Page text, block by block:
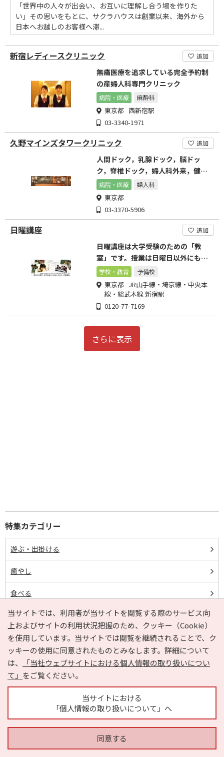
「世界中の人々が出会い、お互いに理解し合う場を作りた
い」その思いをもとに、サクラハウスは創業以来、海外から
日本へお越しのお客様へ滞...
新宿レディースクリニック 追加
無痛医療を追求している完全予約制
の産婦人科専門クリニック
病院・医療 麻酔科
東京都 西新宿駅
03-3340-1971
久野マインズタワークリニック 追加
人間ドック，乳腺ドック，脳ドッ
ク，脊椎ドック，婦人科外来，健康
診断
病院・医療 婦人科
東京都
03-3370-5906
日曜講座 追加
日曜講座は大学受験のための「教
室」です。授業は日曜日以外にも行
っています。
学校・教育 予備校
東京都 JR山手線・埼京線・中央本
線・総武本線 新宿駅
0120-77-7169
さらに表示
特集カテゴリー
遊ぶ・出掛ける
癒やし
食べる
買う
泊まる
ビューティ
ヘルスケア
ペットと一緒
暮らし・生活
当サイトでは、利用者が当サイトを閲覧する際のサービス向
上およびサイトの利用状況把握のため、クッキー（Cookie）
を使用しています。当サイトでは閲覧を継続されることで、ク
ッキーの使用に同意されたものとみなします。詳細について
は、
「当社ウェブサイトにおける個人情報の取り扱いについ
て」 をご覧ください。
当サイトにおける
「個人情報の取り扱いについて」へ
同意する